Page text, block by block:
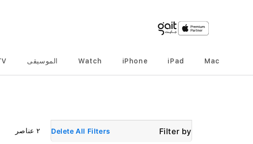
Mac
iPad
iPhone
Watch الموسيقى
٢عناصر Delete All Filters